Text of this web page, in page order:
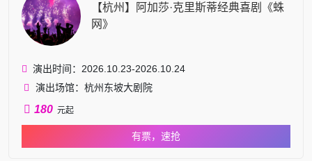
【杭州】阿加莎·克里斯蒂经典喜剧《蛛
网》
演出时间：2026.10.23-2026.10.24
演出场馆：杭州东坡大剧院
180 元起
有票，速抢